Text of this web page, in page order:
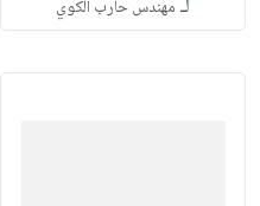
لـ مهندس حارب الكوي